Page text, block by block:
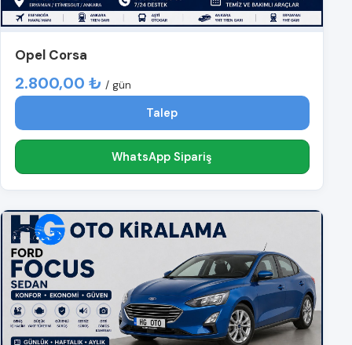
Opel Corsa
2.800,00 ₺ / gün
Talep
WhatsApp Sipariş